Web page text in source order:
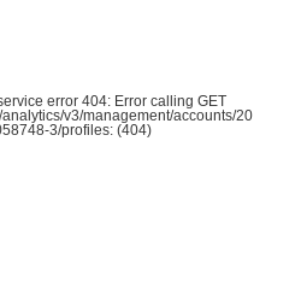
error 404: Error calling GET
v3/management/accounts/20
3/profiles: (404)